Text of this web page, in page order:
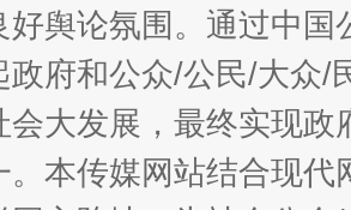
好舆论氛围。通过中
政府和公众/公民/大众/
会大发展，最终实现
。本传媒网站结合现